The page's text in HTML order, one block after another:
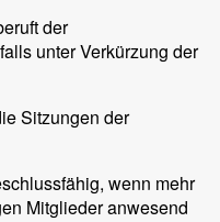
der
unter Verkürzung der
Sitzungen der
wenn mehr
Mitglieder anwesend